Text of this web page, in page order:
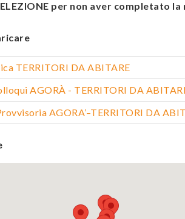
per non aver completato
TERRITORI DA ABITARE
AGORÀ - TERRITORI DA
AGORA’–TERRITORI DA